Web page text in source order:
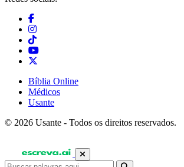
Bíblia Online
Médicos
Usante
© 2026 Usante - Todos os direitos reservados.